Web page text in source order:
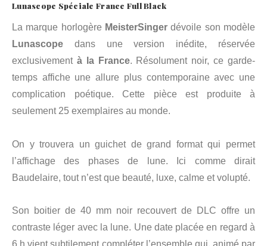
Lunascope Spéciale France Full Black
La marque horlogère MeisterSinger dévoile son modèle
Lunascope dans une version inédite, réservée
exclusivement à la France. Résolument noir, ce garde-
temps affiche une allure plus contemporaine avec une
complication poétique. Cette pièce est produite à
seulement 25 exemplaires au monde.
On y trouvera un guichet de grand format qui permet
l’affichage des phases de lune. Ici comme dirait
Baudelaire, tout n’est que beauté, luxe, calme et volupté.
Son boitier de 40 mm noir recouvert de DLC offre un
contraste léger avec la lune. Une date placée en regard à
6 h vient subtilement compléter l’ensemble qui, animé par